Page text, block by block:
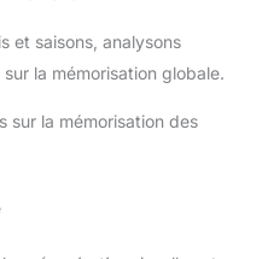
et saisons, analysons
la mémorisation globale.
sur la mémorisation des